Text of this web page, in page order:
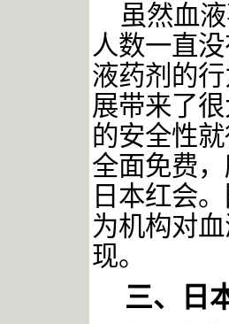
虽然血
人数一直
液药剂的
展带来了
的安全性
全面免费
日本红会
为机构对
现。
三、日